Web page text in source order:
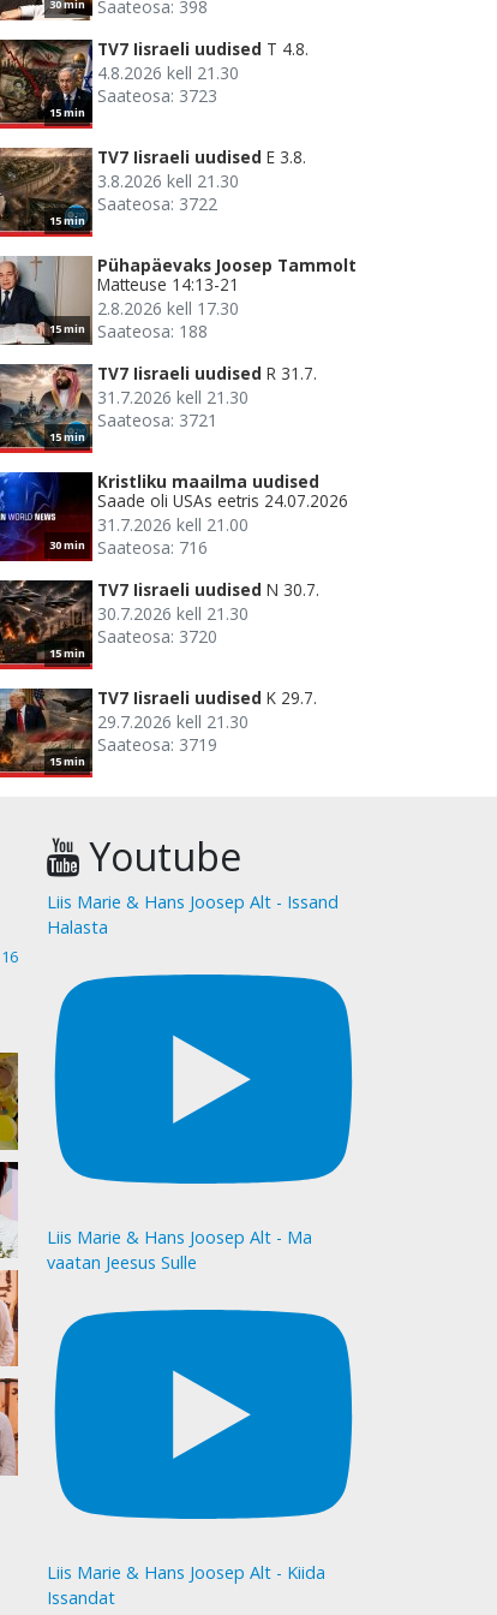
30 min Saateosa: 398
15 min
TV7 Iisraeli uudised T 4.8.
4.8.2026 kell 21.30
Saateosa: 3723
15 min
TV7 Iisraeli uudised E 3.8.
3.8.2026 kell 21.30
Saateosa: 3722
15 min
Pühapäevaks Joosep Tammolt
Matteuse 14:13-21
2.8.2026 kell 17.30
Saateosa: 188
15 min
TV7 Iisraeli uudised R 31.7.
31.7.2026 kell 21.30
Saateosa: 3721
30 min
Kristliku maailma uudised
Saade oli USAs eetris 24.07.2026
31.7.2026 kell 21.00
Saateosa: 716
15 min
TV7 Iisraeli uudised N 30.7.
30.7.2026 kell 21.30
Saateosa: 3720
15 min
TV7 Iisraeli uudised K 29.7.
29.7.2026 kell 21.30
Saateosa: 3719
16
Youtube
Liis Marie & Hans Joosep Alt - Issand
Halasta
Liis Marie & Hans Joosep Alt - Ma
vaatan Jeesus Sulle
Liis Marie & Hans Joosep Alt - Kiida
Issandat